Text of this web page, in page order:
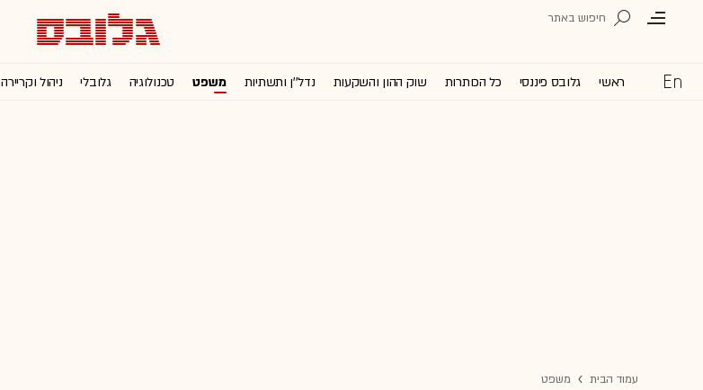
ראשי גלובס פיננסי כל הכותרות שוק ההון והשקעות נדל''ן ותשתיות משפט טכנולוגיה גלובלי ניהול וקריירה
עמוד הבית משפט